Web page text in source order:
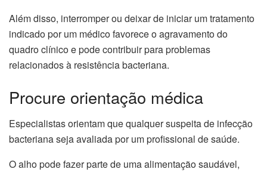
Além disso, interromper ou deixar de iniciar um tratamento
indicado por um médico favorece o agravamento do
quadro clínico e pode contribuir para problemas
relacionados à resistência bacteriana.
Procure orientação médica
Especialistas orientam que qualquer suspeita de infecção
bacteriana seja avaliada por um profissional de saúde.
O alho pode fazer parte de uma alimentação saudável,